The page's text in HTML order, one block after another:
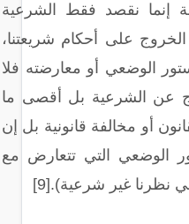
إنما نقصد فقط الشرعية
على أحكام شريعتنا،
الوضعي أو معارضته فلا
عن الشرعية بل أقصى ما
أو مخالفة قانونية بل إن
الوضعي التي تتعارض مع
نظرنا غير شرعية).[9]